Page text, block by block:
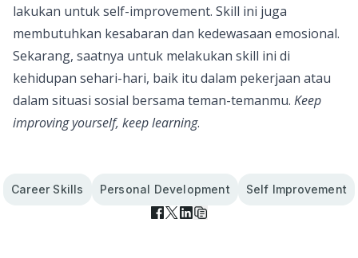
lakukan untuk self-improvement. Skill ini juga
membutuhkan kesabaran dan kedewasaan emosional.
Sekarang, saatnya untuk melakukan skill ini di
kehidupan sehari-hari, baik itu dalam pekerjaan atau
dalam situasi sosial bersama teman-temanmu. Keep
improving yourself, keep learning.
Career Skills Personal Development Self Improvement